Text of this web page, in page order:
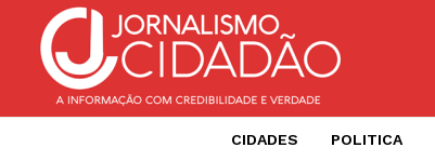
CIDADES POLITICA